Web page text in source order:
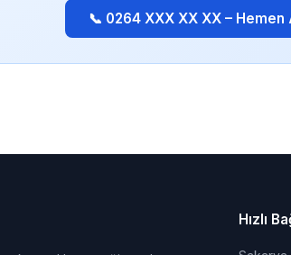
📞 0264 XXX XX XX – Hemen
Hızlı